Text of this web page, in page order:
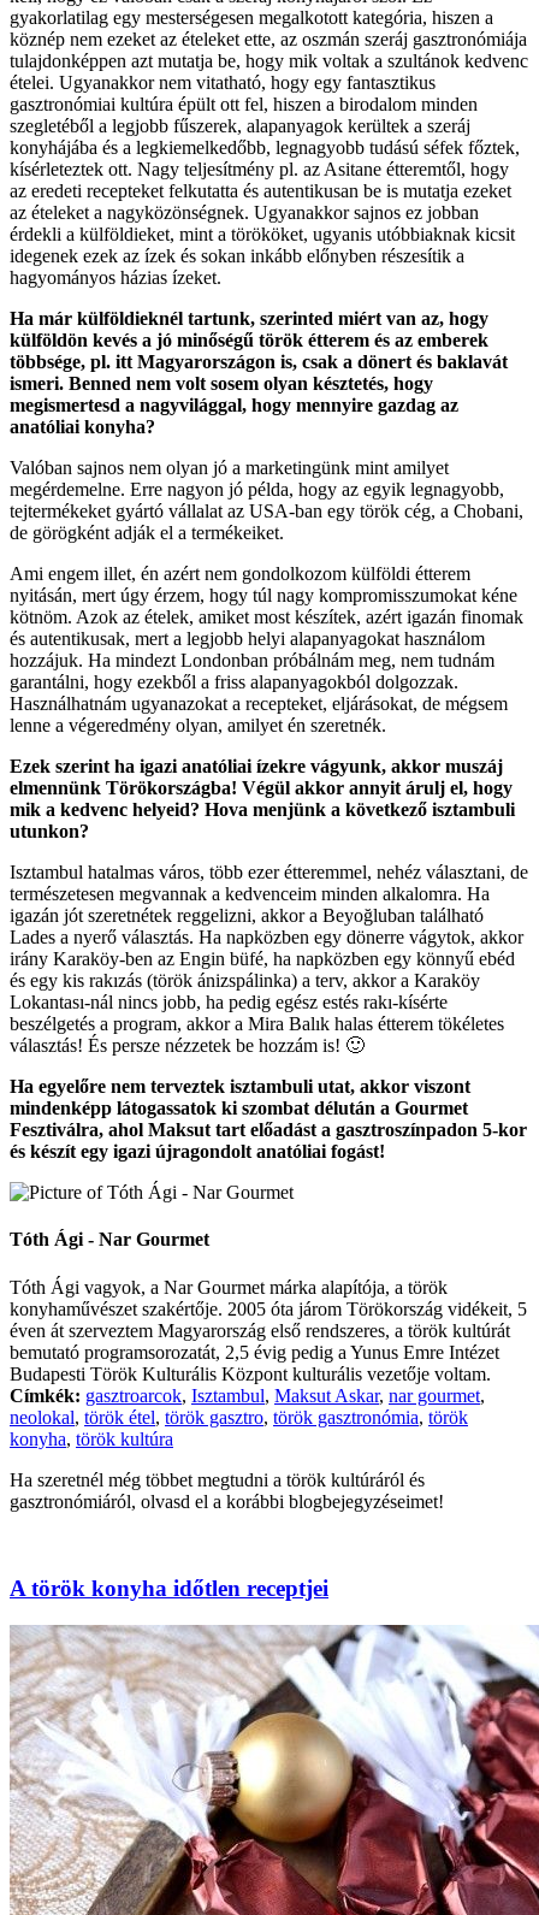
gyakorlatilag egy mesterségesen megalkotott kategória, hiszen a
köznép nem ezeket az ételeket ette, az oszmán szeráj gasztronómiája
tulajdonképpen azt mutatja be, hogy mik voltak a szultánok kedvenc
ételei. Ugyanakkor nem vitatható, hogy egy fantasztikus
gasztronómiai kultúra épült ott fel, hiszen a birodalom minden
szegletéből a legjobb fűszerek, alapanyagok kerültek a szeráj
konyhájába és a legkiemelkedőbb, legnagyobb tudású séfek főztek,
kísérleteztek ott. Nagy teljesítmény pl. az Asitane étteremtől, hogy
az eredeti recepteket felkutatta és autentikusan be is mutatja ezeket
az ételeket a nagyközönségnek. Ugyanakkor sajnos ez jobban
érdekli a külföldieket, mint a törököket, ugyanis utóbbiaknak kicsit
idegenek ezek az ízek és sokan inkább előnyben részesítik a
hagyományos házias ízeket.
Ha már külföldieknél tartunk, szerinted miért van az, hogy
külföldön kevés a jó minőségű török étterem és az emberek
többsége, pl. itt Magyarországon is, csak a dönert és baklavát
ismeri. Benned nem volt sosem olyan késztetés, hogy
megismertesd a nagyvilággal, hogy mennyire gazdag az
anatóliai konyha?
Valóban sajnos nem olyan jó a marketingünk mint amilyet
megérdemelne. Erre nagyon jó példa, hogy az egyik legnagyobb,
tejtermékeket gyártó vállalat az USA-ban egy török cég, a Chobani,
de görögként adják el a termékeiket.
Ami engem illet, én azért nem gondolkozom külföldi étterem
nyitásán, mert úgy érzem, hogy túl nagy kompromisszumokat kéne
kötnöm. Azok az ételek, amiket most készítek, azért igazán finomak
és autentikusak, mert a legjobb helyi alapanyagokat használom
hozzájuk. Ha mindezt Londonban próbálnám meg, nem tudnám
garantálni, hogy ezekből a friss alapanyagokból dolgozzak.
Használhatnám ugyanazokat a recepteket, eljárásokat, de mégsem
lenne a végeredmény olyan, amilyet én szeretnék.
Ezek szerint ha igazi anatóliai ízekre vágyunk, akkor muszáj
elmennünk Törökországba! Végül akkor annyit árulj el, hogy
mik a kedvenc helyeid? Hova menjünk a következő isztambuli
utunkon?
Isztambul hatalmas város, több ezer étteremmel, nehéz választani, de
természetesen megvannak a kedvenceim minden alkalomra. Ha
igazán jót szeretnétek reggelizni, akkor a Beyoğluban található
Lades a nyerő választás. Ha napközben egy dönerre vágytok, akkor
irány Karaköy-ben az Engin büfé, ha napközben egy könnyű ebéd
és egy kis rakızás (török ánizspálinka) a terv, akkor a Karaköy
Lokantası-nál nincs jobb, ha pedig egész estés rakı-kísérte
beszélgetés a program, akkor a Mira Balık halas étterem tökéletes
választás! És persze nézzetek be hozzám is! 🙂
Ha egyelőre nem terveztek isztambuli utat, akkor viszont
mindenképp látogassatok ki szombat délután a Gourmet
Fesztiválra, ahol Maksut tart előadást a gasztroszínpadon 5-kor
és készít egy igazi újragondolt anatóliai fogást!
Tóth Ági - Nar Gourmet
Tóth Ági vagyok, a Nar Gourmet márka alapítója, a török
konyhaművészet szakértője. 2005 óta járom Törökország vidékeit, 5
éven át szerveztem Magyarország első rendszeres, a török kultúrát
bemutató programsorozatát, 2,5 évig pedig a Yunus Emre Intézet
Budapesti Török Kulturális Központ kulturális vezetője voltam.
Címkék: gasztroarcok, Isztambul, Maksut Askar, nar gourmet,
neolokal, török étel, török gasztro, török gasztronómia, török
konyha, török kultúra
Ha szeretnél még többet megtudni a török kultúráról és
gasztronómiáról, olvasd el a korábbi blogbejegyzéseimet!
A török konyha időtlen receptjei